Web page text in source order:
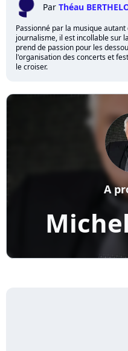
Par Théau
Passionné par la musique
journalisme, il est incollable sur
prend de passion pour les
l'organisation des concerts et
le croiser.
A